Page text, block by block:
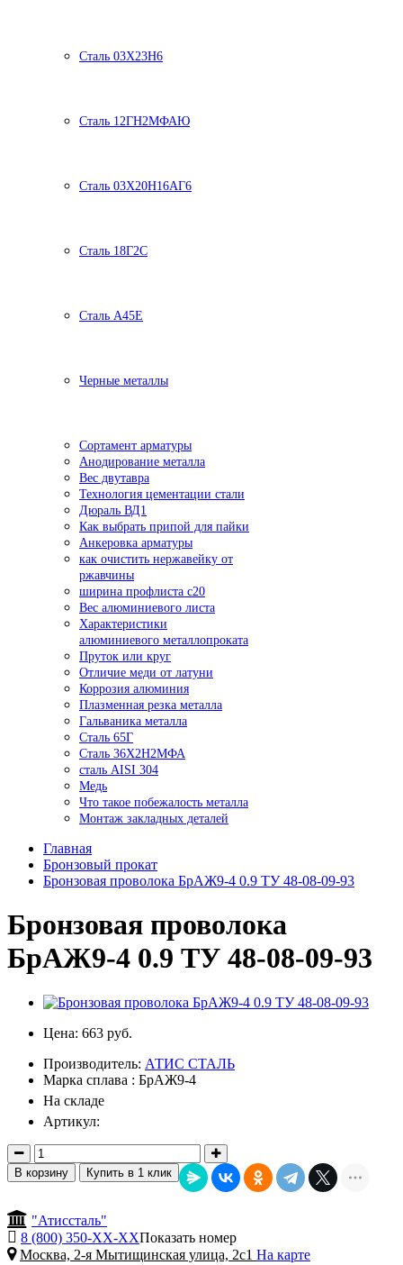
Сталь 03Х23Н6
Сталь 12ГН2МФАЮ
Сталь 03Х20Н16АГ6
Сталь 18Г2С
Сталь А45Е
Черные металлы
Сортамент арматуры
Анодирование металла
Вес двутавра
Технология цементации стали
Дюраль ВД1
Как выбрать припой для пайки
Анкеровка арматуры
как очистить нержавейку от
ржавчины
ширина профлиста с20
Вес алюминиевого листа
Характеристики
алюминиевого металлопроката
Пруток или круг
Отличие меди от латуни
Коррозия алюминия
Плазменная резка металла
Гальваника металла
Сталь 65Г
Сталь 36Х2Н2МФА
сталь AISI 304
Медь
Что такое побежалость металла
Монтаж закладных деталей
Главная
Бронзовый прокат
Бронзовая проволока БрАЖ9-4 0.9 ТУ 48-08-09-93
Бронзовая проволока
БрАЖ9-4 0.9 ТУ 48-08-09-93
Цена: 663 руб.
Производитель: АТИС СТАЛЬ
Марка сплава : БрАЖ9-4
На складе
Артикул:
В корзину Купить в 1 клик
"Атиссталь"
8 (800) 350-ХХ-ХХПоказать номер
Москва, 2-я Мытищинская улица, 2с1 На карте